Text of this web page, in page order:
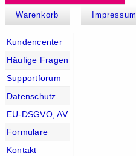
Warenkorb Impressum
Kundencenter
Häufige Fragen
Supportforum
Datenschutz
EU-DSGVO, AV
Formulare
Kontakt